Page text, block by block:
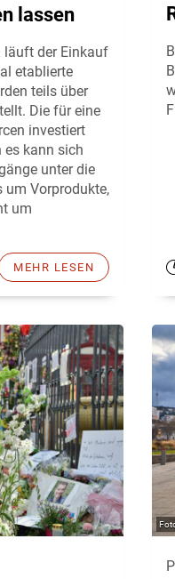
lassen
läuft der Einkauf
etablierte
teils über
Die für eine
investiert
es kann sich
unter die
um Vorprodukte,
um
MEHR LESEN